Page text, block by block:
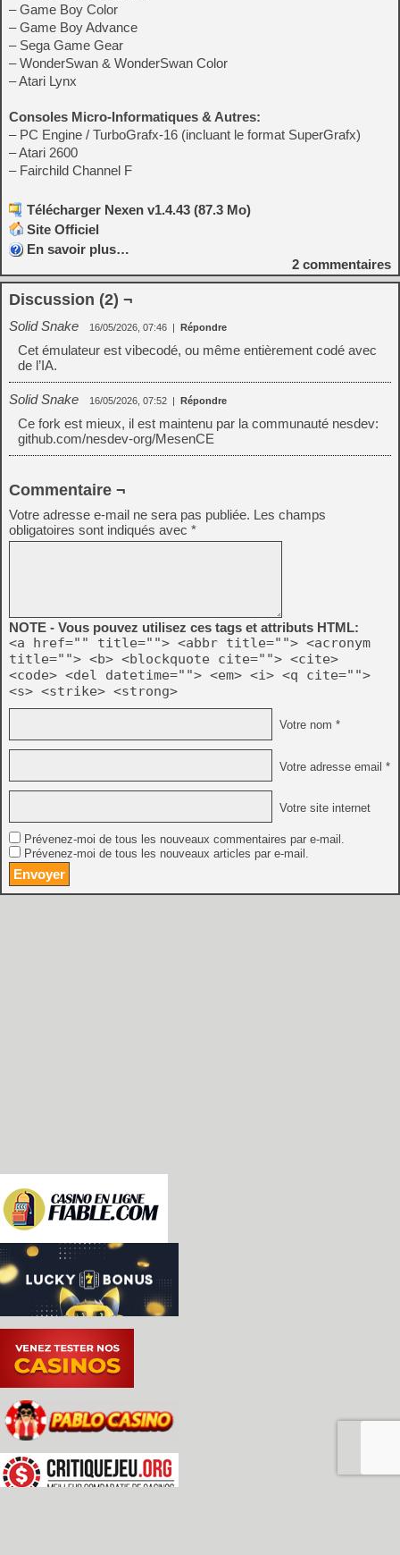
– Game Boy Color
– Game Boy Advance
– Sega Game Gear
– WonderSwan & WonderSwan Color
– Atari Lynx
Consoles Micro-Informatiques & Autres:
– PC Engine / TurboGrafx-16 (incluant le format SuperGrafx)
– Atari 2600
– Fairchild Channel F
Télécharger Nexen v1.4.43 (87.3 Mo)
Site Officiel
En savoir plus…
2 commentaires
Discussion (2) ¬
Solid Snake 16/05/2026, 07:46 | Répondre
Cet émulateur est vibecodé, ou même entièrement codé avec
de l’IA.
Solid Snake 16/05/2026, 07:52 | Répondre
Ce fork est mieux, il est maintenu par la communauté nesdev:
github.com/nesdev-org/MesenCE
Commentaire ¬
Votre adresse e-mail ne sera pas publiée. Les champs
obligatoires sont indiqués avec *
NOTE - Vous pouvez utilisez ces tags et attributs HTML:
<a href="" title=""> <abbr title=""> <acronym
title=""> <b> <blockquote cite=""> <cite>
<code> <del datetime=""> <em> <i> <q cite="">
<s> <strike> <strong>
Votre nom *
Votre adresse email *
Votre site internet
Prévenez-moi de tous les nouveaux commentaires par e-mail.
Prévenez-moi de tous les nouveaux articles par e-mail.